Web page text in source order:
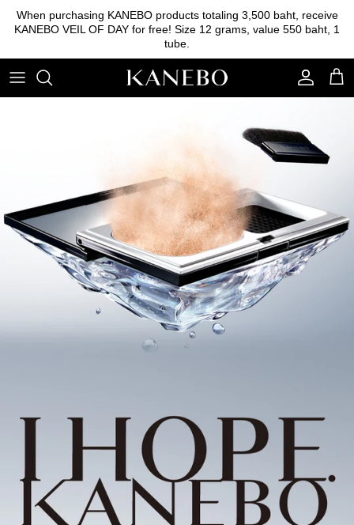
When purchasing KANEBO products totaling 3,500 baht, receive
KANEBO VEIL OF DAY for free! Size 12 grams, value 550 baht, 1
tube.
Cleansing
Serum
Cream
Foundation
Eyebrow
Other tools